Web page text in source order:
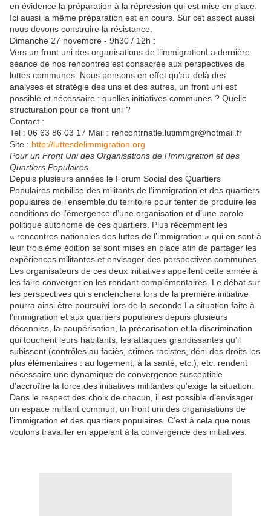
en évidence la préparation à la répression qui est mise en place.
Ici aussi la même préparation est en cours. Sur cet aspect aussi
nous devons construire la résistance.
Dimanche 27 novembre - 9h30 / 12h :
Vers un front uni des organisations de l’immigrationLa dernière
séance de nos rencontres est consacrée aux perspectives de
luttes communes. Nous pensons en effet qu’au-delà des
analyses et stratégie des uns et des autres, un front uni est
possible et nécessaire : quelles initiatives communes ? Quelle
structuration pour ce front uni ?
Contact :
Tel : 06 63 86 03 17 Mail : rencontrnatle.lutimmgr@hotmail.fr
Site : http://luttesdelimmigration.org
Pour un Front Uni des Organisations de l’Immigration et des
Quartiers Populaires
Depuis plusieurs années le Forum Social des Quartiers
Populaires mobilise des militants de l’immigration et des quartiers
populaires de l’ensemble du territoire pour tenter de produire les
conditions de l’émergence d’une organisation et d’une parole
politique autonome de ces quartiers. Plus récemment les
« rencontres nationales des luttes de l’immigration » qui en sont à
leur troisième édition se sont mises en place afin de partager les
expériences militantes et envisager des perspectives communes.
Les organisateurs de ces deux initiatives appellent cette année à
les faire converger en les rendant complémentaires. Le débat sur
les perspectives qui s’enclenchera lors de la première initiative
pourra ainsi être poursuivi lors de la seconde. La situation faite à
l’immigration et aux quartiers populaires depuis plusieurs
décennies, la paupérisation, la précarisation et la discrimination
qui touchent leurs habitants, les attaques grandissantes qu’il
subissent (contrôles au faciès, crimes racistes, déni des droits les
plus élémentaires : au logement, à la santé, etc.), etc. rendent
nécessaire une dynamique de convergence susceptible
d’accroître la force des initiatives militantes qu’exige la situation.
Dans le respect des choix de chacun, il est possible d’envisager
un espace militant commun, un front uni des organisations de
l’immigration et des quartiers populaires. C’est à cela que nous
voulons travailler en appelant à la convergence des initiatives.